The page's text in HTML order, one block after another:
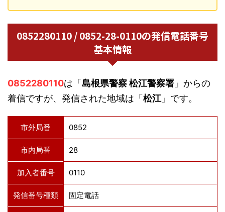
0852280110 / 0852-28-0110の発信電話番号
基本情報
0852280110は「島根県警察 松江警察署 」からの
着信ですが、発信された地域は「松江 」です。
市外局番 0852
市内局番 28
加入者番号 0110
発信番号種類 固定電話